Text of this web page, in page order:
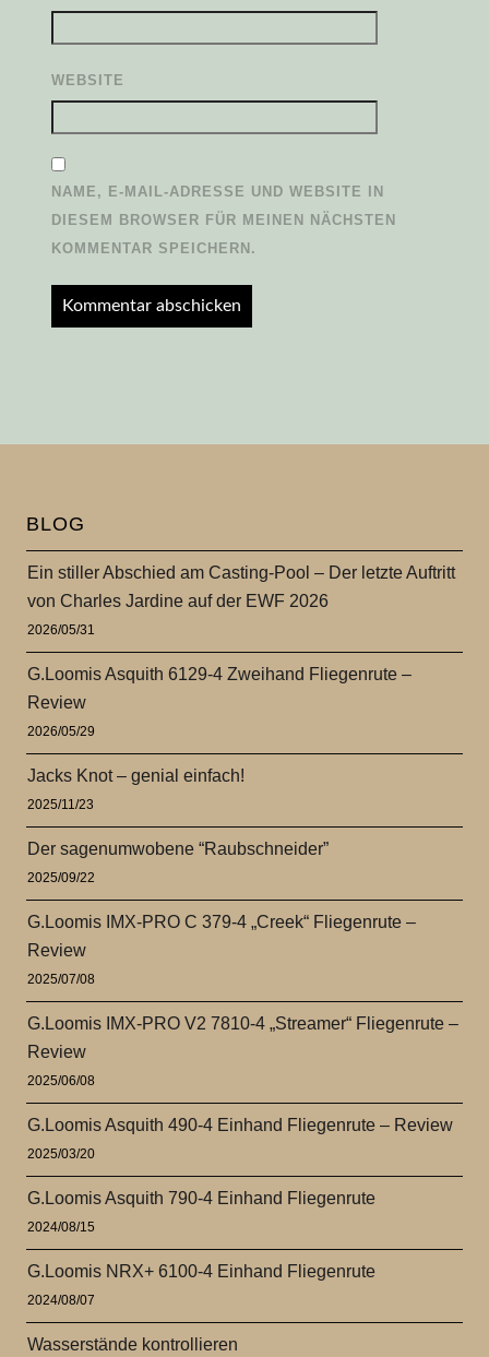
WEBSITE
NAME, E-MAIL-ADRESSE UND WEBSITE IN
DIESEM BROWSER FÜR MEINEN NÄCHSTEN
KOMMENTAR SPEICHERN.
BLOG
Ein stiller Abschied am Casting-Pool – Der letzte Auftritt
von Charles Jardine auf der EWF 2026
2026/05/31
G.Loomis Asquith 6129-4 Zweihand Fliegenrute –
Review
2026/05/29
Jacks Knot – genial einfach!
2025/11/23
Der sagenumwobene “Raubschneider”
2025/09/22
G.Loomis IMX-PRO C 379-4 „Creek“ Fliegenrute –
Review
2025/07/08
G.Loomis IMX-PRO V2 7810-4 „Streamer“ Fliegenrute –
Review
2025/06/08
G.Loomis Asquith 490-4 Einhand Fliegenrute – Review
2025/03/20
G.Loomis Asquith 790-4 Einhand Fliegenrute
2024/08/15
G.Loomis NRX+ 6100-4 Einhand Fliegenrute
2024/08/07
Wasserstände kontrollieren